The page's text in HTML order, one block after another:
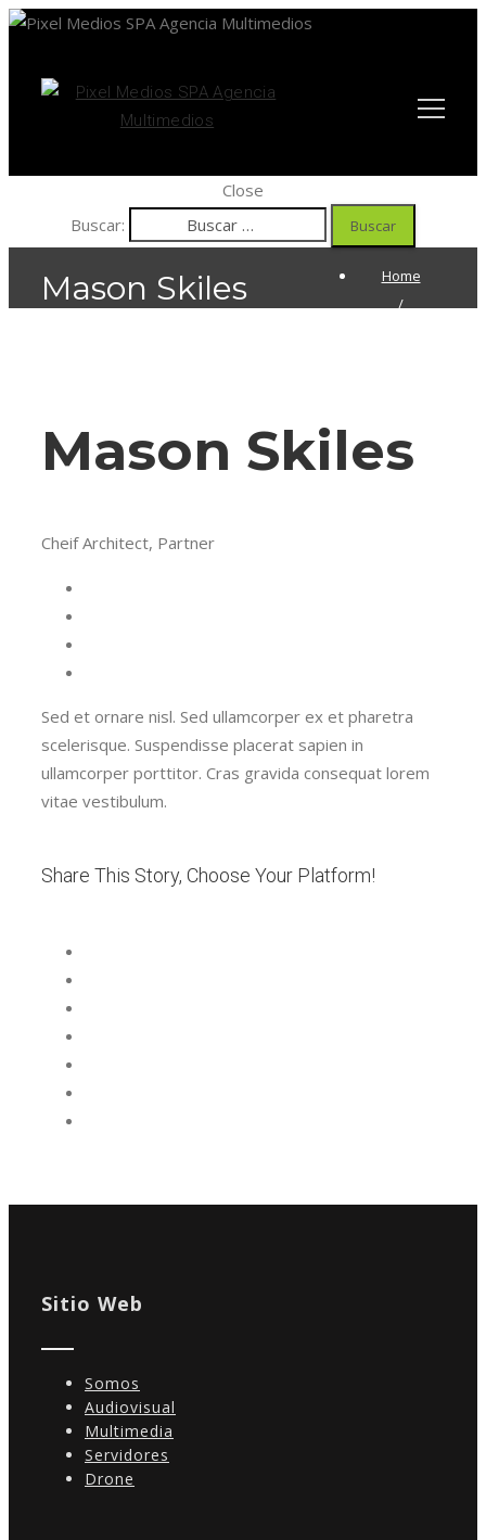
Close
Buscar:
Mason Skiles
Home
/
Mason Skiles
Cheif Architect, Partner
Sed et ornare nisl. Sed ullamcorper ex et pharetra
scelerisque. Suspendisse placerat sapien in
ullamcorper porttitor. Cras gravida consequat lorem
vitae vestibulum.
Share This Story, Choose Your Platform!
Sitio Web
Somos
Audiovisual
Multimedia
Servidores
Drone